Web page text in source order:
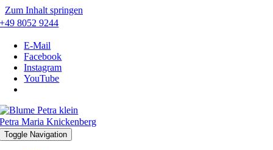
Zum Inhalt springen
+49 8052 9244
E-Mail
Facebook
Instagram
YouTube
Petra Maria Knickenberg
Toggle Navigation